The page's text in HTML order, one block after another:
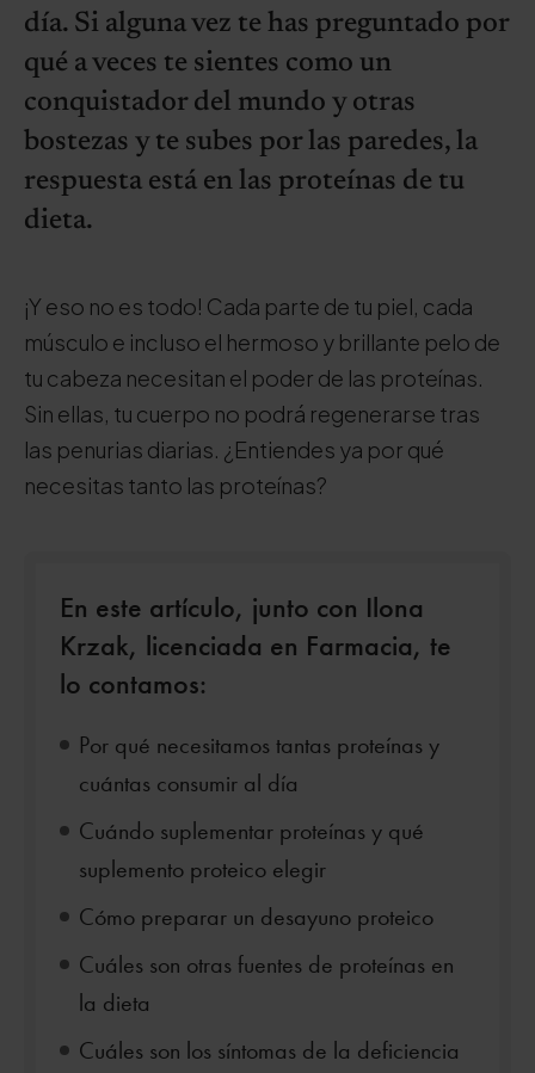
día. Si alguna vez te has preguntado por
qué a veces te sientes como un
conquistador del mundo y otras
bostezas y te subes por las paredes, la
respuesta está en las proteínas de tu
dieta.
¡Y eso no es todo! Cada parte de tu piel, cada
músculo e incluso el hermoso y brillante pelo de
tu cabeza necesitan el poder de las proteínas.
Sin ellas, tu cuerpo no podrá regenerarse tras
las penurias diarias. ¿Entiendes ya por qué
necesitas tanto las proteínas?
En este artículo, junto con Ilona
Krzak, licenciada en Farmacia, te
lo contamos:
Por qué necesitamos tantas proteínas y
cuántas consumir al día
Cuándo suplementar proteínas y qué
suplemento proteico elegir
Cómo preparar un desayuno proteico
Cuáles son otras fuentes de proteínas en
la dieta
Cuáles son los síntomas de la deficiencia